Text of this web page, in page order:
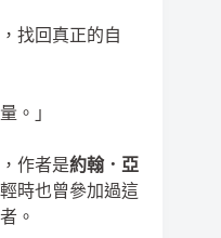
找回真正的自
。」
，作者是約翰．亞
輕時也曾參加過這
。